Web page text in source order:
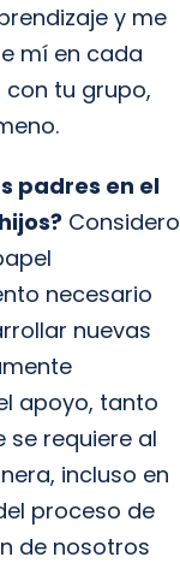
y me
mí en cada
tu grupo,
padres en el
Considero
necesario
nuevas
apoyo, tanto
requiere al
incluso en
proceso de
de nosotros